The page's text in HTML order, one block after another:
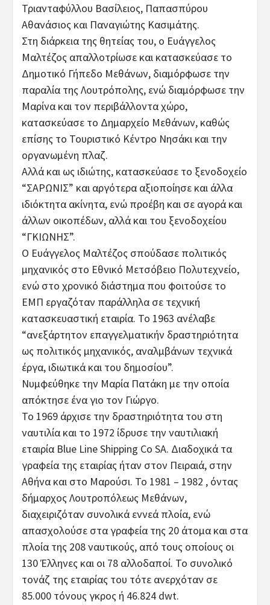
Τριανταφύλλου Βασίλειος, Παπασπύρου
Αθανάσιος και Παναγιώτης Κασιμάτης.
Στη διάρκεια της θητείας του, ο Ευάγγελος
Μαλτέζος απαλλοτρίωσε και κατασκεύασε το
Δημοτικό Γήπεδο Μεθάνων, διαμόρφωσε την
παραλία της Λουτρόπολης, ενώ διαμόρφωσε την
Μαρίνα και τον περιβάλλοντα χώρο,
κατασκεύασε το Δημαρχείο Μεθάνων, καθώς
επίσης το Τουριστικό Κέντρο Νησάκι και την
οργανωμένη πλαζ.
Αλλά και ως ιδιώτης, κατασκεύασε το ξενοδοχείο
“ΣΑΡΩΝΙΣ” και αργότερα αξιοποίησε και άλλα
ιδιόκτητα ακίνητα, ενώ προέβη και σε αγορά και
άλλων οικοπέδων, αλλά και του ξενοδοχείου
“ΓΚΙΩΝΗΣ”.
Ο Ευάγγελος Μαλτέζος σπούδασε πολιτικός
μηχανικός στο Εθνικό Μετσόβειο Πολυτεχνείο,
ενώ στο χρονικό διάστημα που φοιτούσε το
ΕΜΠ εργαζόταν παράλληλα σε τεχνική
κατασκευαστική εταιρία. Το 1963 ανέλαβε
“ανεξάρτητον επαγγελματικήν δραστηριότητα
ως πολιτικός μηχανικός, αναλμβάνων τεχνικά
έργα, ιδιωτικά και του δημοσίου”.
Νυμφεύθηκε την Μαρία Πατάκη με την οποία
απόκτησε ένα γιο τον Γιώργο.
Το 1969 άρχισε την δραστηριότητα του στη
ναυτιλία και το 1972 ίδρυσε την ναυτιλιακή
εταιρία Blue Line Shipping Co SA. Διαδοχικά τα
γραφεία της εταιρίας ήταν στον Πειραιά, στην
Αθήνα και στο Μαρούσι. Το 1981 – 1982 , όντας
δήμαρχος Λουτροπόλεως Μεθάνων,
διαχειριζόταν συνολικά εννεά πλοία, ενώ
απασχολούσε στα γραφεία της 20 άτομα και στα
πλοία της 208 ναυτικούς, από τους οποίους οι
130 Έλληνες και οι 78 αλλοδαποί. Το συνολικό
τονάζ της εταιρίας του τότε ανερχόταν σε
85.000 τόνους γκρος ή 46.824 dwt.